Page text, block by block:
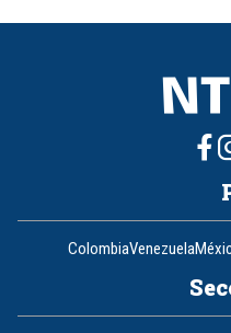
8
ColombiaVenezuela